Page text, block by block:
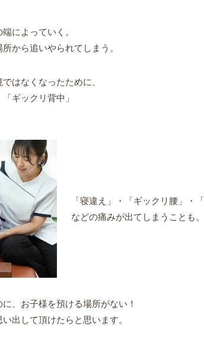
によっていく。
から追いやられてしまう。
はなくなったために、
「ギックリ背中」
「寝違え」 ・ 「ギックリ腰」 ・
などの痛みが出てしまうことも。
、お子様を預ける場所がない！
い出して頂けたらと思います。